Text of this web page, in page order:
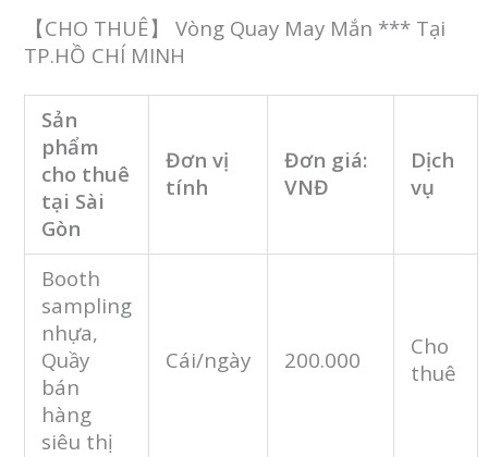
【CHO THUÊ】 Vòng Quay May Mắn *** Tại
TP.HỒ CHÍ MINH
Sản
phẩm
cho thuê
tại Sài
Gòn
Đơn vị
tính
Đơn giá:
VNĐ
Dịch
vụ
Booth
sampling
nhựa,
Quầy
bán
hàng
siêu thị
Cái/ngày 200.000
Cho
thuê